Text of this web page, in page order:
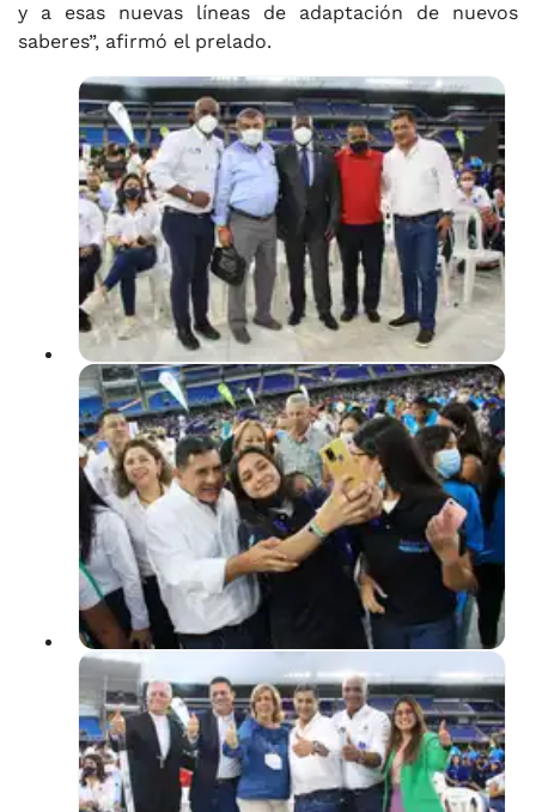
y a esas nuevas líneas de adaptación de nuevos
saberes”, afirmó el prelado.